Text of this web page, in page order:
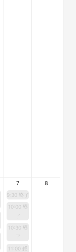
7
9:30 終了
10:00 終
了
10:30 終
了
11:00 終
8